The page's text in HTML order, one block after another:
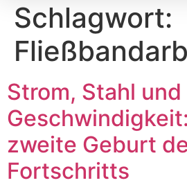
Schlagwort:
Strom, Stahl und
zweite Geburt
Fortschritts